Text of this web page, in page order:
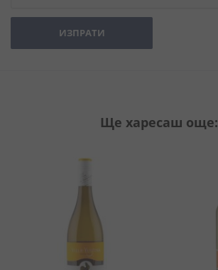
ИЗПРАТИ
Ще харесаш още: